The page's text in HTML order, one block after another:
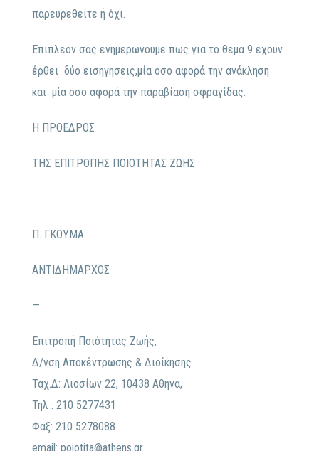
παρευρεθείτε ή όχι.
Επιπλεον σας ενημερωνουμε πως για το θεμα 9 εχουν
έρθει δύο εισηγησεις,μία οσο αφορά την ανάκληση
και μία οσο αφορά την παραβίαση σφραγίδας.
Η ΠΡΟΕΔΡΟΣ
ΤΗΣ ΕΠΙΤΡΟΠΗΣ ΠΟΙΟΤΗΤΑΣ ΖΩΗΣ
Π. ΓΚΟΥΜΑ
ΑΝΤΙΔΗΜΑΡΧΟΣ
—
Επιτροπή Ποιότητας Ζωής,
Δ/νση Αποκέντρωσης & Διοίκησης
Ταχ.Δ: Λιοσίων 22, 10438 Αθήνα,
Τηλ : 210 5277431
Φαξ: 210 5278088
email: poiotita@athens.gr